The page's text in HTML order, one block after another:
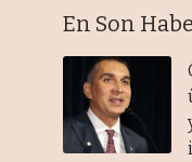
En Son